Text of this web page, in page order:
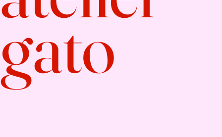
gato